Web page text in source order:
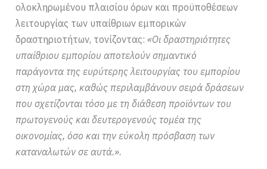
ολοκληρωμένου πλαισίου όρων και προϋποθέσεων
λειτουργίας των υπαίθριων εμπορικών
δραστηριοτήτων, τονίζοντας:«Οι δραστηριότητες
υπαίθριου εμπορίου αποτελούν σημαντικό
παράγοντα της ευρύτερης λειτουργίας του εμπορίου
στη χώρα μας, καθώς περιλαμβάνουν σειρά δράσεων
που σχετίζονται τόσο με τη διάθεση προϊόντων του
πρωτογενούς και δευτερογενούς τομέα της
οικονομίας, όσο και την εύκολη πρόσβαση των
καταναλωτών σε αυτά.».